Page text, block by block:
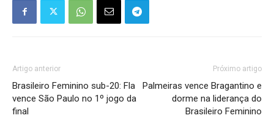
Artigo anterior
Brasileiro Feminino sub-20: Fla
vence São Paulo no 1º jogo da
final
Próximo artigo
Palmeiras vence Bragantino e
dorme na liderança do
Brasileiro Feminino